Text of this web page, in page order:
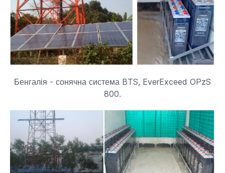
Бенгалія - сонячна система BTS, EverExceed OPzS
800.